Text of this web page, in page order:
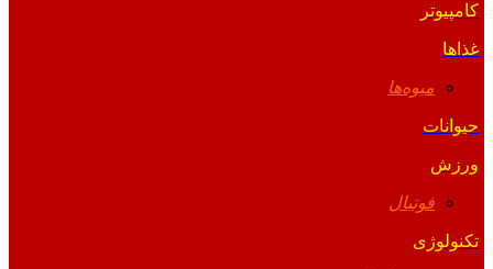
کامپیوتر
غذاها
میوه‌ها
حیوانات
ورزش
فوتبال
تکنولوژی